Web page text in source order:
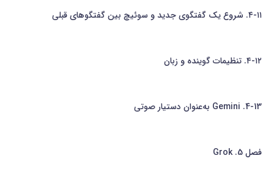
۴-۱۱. شروع یک گفتگوی جدید و سوئیچ بین گفتگوهای قبلی
۴-۱۲. تنظیمات گوینده و زبان
4-13. Gemini به‌عنوان دستیار صوتی
فصل 5. Grok